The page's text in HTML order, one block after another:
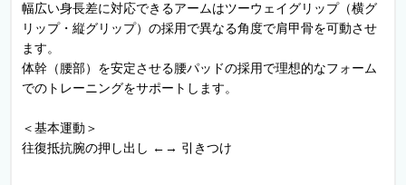
幅広い身長差に対応できるアームはツーウェイグリップ（横グ
リップ・縦グリップ）の採用で異なる角度で肩甲骨を可動させ
ます。
体幹（腰部）を安定させる腰パッドの採用で理想的なフォーム
でのトレーニングをサポートします。
＜基本運動＞
往復抵抗腕の押し出し ←→ 引きつけ